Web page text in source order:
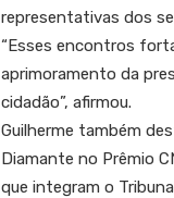
representativas dos
“Esses encontros
aprimoramento da
cidadão”, afirmou.
Guilherme também
Diamante no Prêmio
que integram o